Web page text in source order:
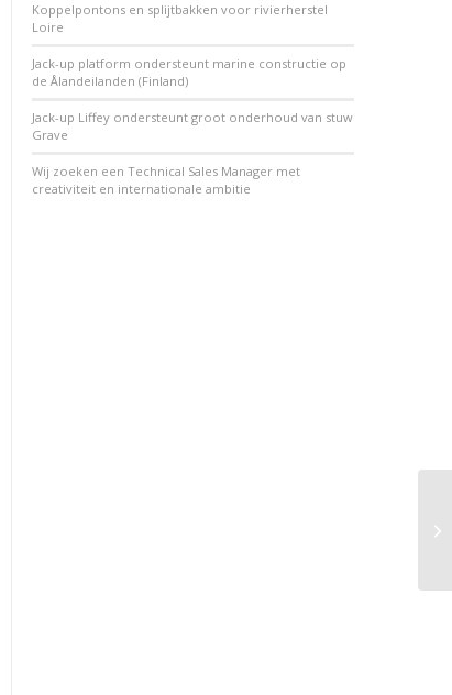
Koppelpontons en splijtbakken voor rivierherstel
Loire
Jack-up platform ondersteunt marine constructie op
de Ålandeilanden (Finland)
Jack-up Liffey ondersteunt groot onderhoud van stuw
Grave
Wij zoeken een Technical Sales Manager met
creativiteit en internationale ambitie